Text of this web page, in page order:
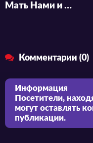
Мать Нами и какой фрукт она съест?
Комментарии (0)
Информация
Посетители,
могут оставлять
публикации.